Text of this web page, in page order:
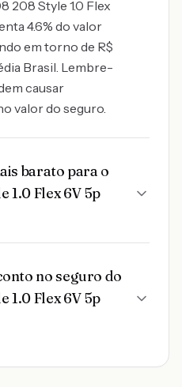
208 Style 1.0 Flex
4.6% do valor
em torno de R$
Brasil. Lembre-
causar
valor do seguro.
barato para o
1.0 Flex 6V 5p
no seguro do
1.0 Flex 6V 5p